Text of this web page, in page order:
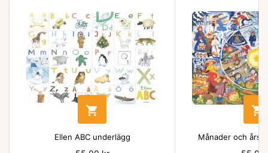

Ellen ABC underlägg

Månader och